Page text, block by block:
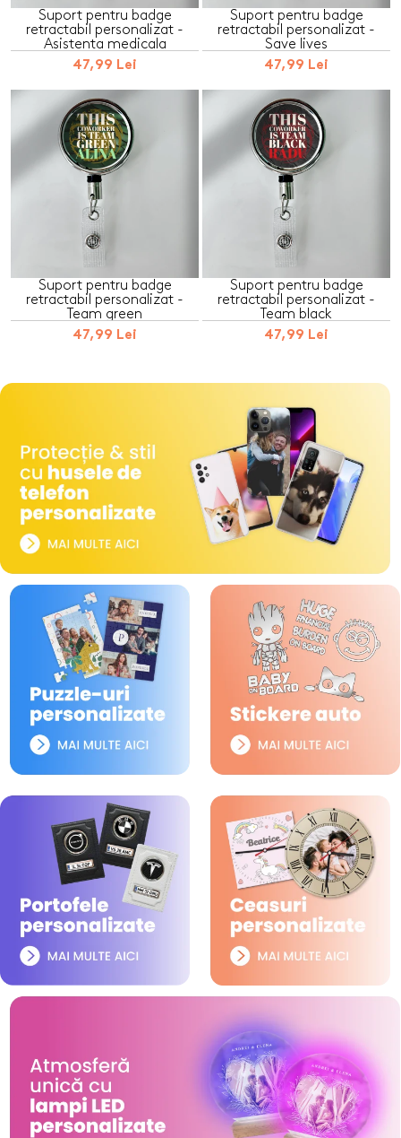
Suport pentru badge
retractabil personalizat -
Asistenta medicala
47,99 Lei
Suport pentru badge
retractabil personalizat -
Save lives
47,99 Lei
Suport pentru badge
retractabil personalizat -
Team green
47,99 Lei
Suport pentru badge
retractabil personalizat -
Team black
47,99 Lei